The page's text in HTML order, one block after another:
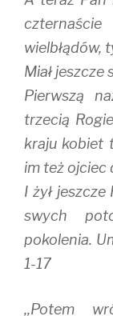
wielbłądów,
Miał
Pierwszą
trzecią
kraju kobiet
im też ojciec
I żył
swych
pokolenia.
1-17
,,Potem